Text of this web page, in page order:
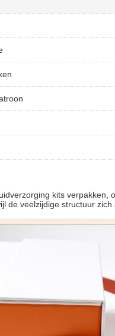
kits
veelzijdige structuur